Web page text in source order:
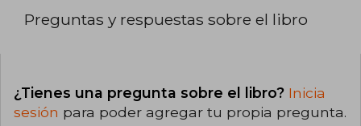
Preguntas y respuestas sobre el libro
¿Tienes una pregunta sobre el libro? Inicia
sesión para poder agregar tu propia pregunta.